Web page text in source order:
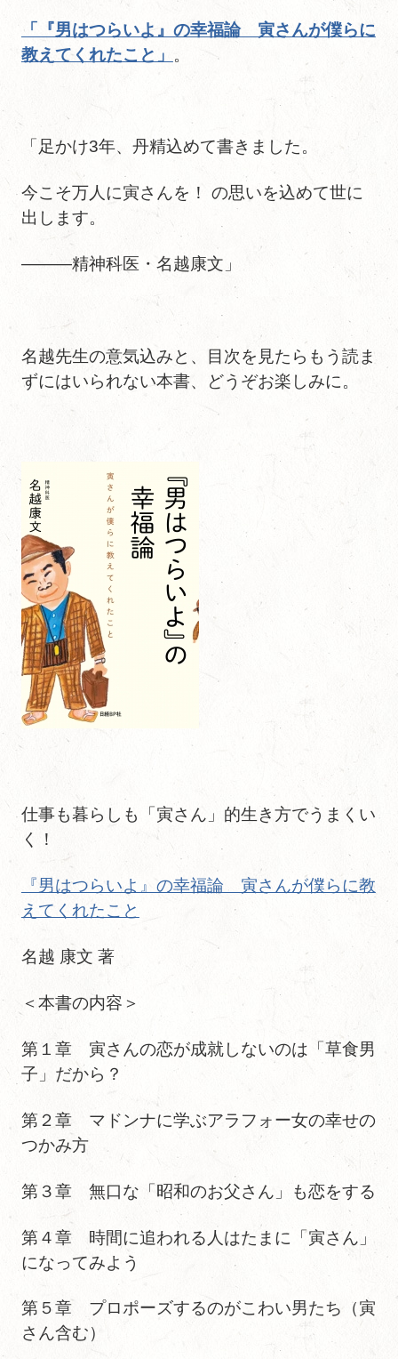
「『男はつらいよ』の幸福論 寅さんが僕らに
教えてくれたこと」 。
「足かけ3年、丹精込めて書きました。
今こそ万人に寅さんを！ の思いを込めて世に
出します。
―――精神科医・名越康文」
名越先生の意気込みと、目次を見たらもう読ま
ずにはいられない本書、どうぞお楽しみに。
仕事も暮らしも「寅さん」的生き方でうまくい
く！
『男はつらいよ』の幸福論 寅さんが僕らに教
えてくれたこと
名越 康文 著
＜本書の内容＞
第１章 寅さんの恋が成就しないのは「草食男
子」だから？
第２章 マドンナに学ぶアラフォー女の幸せの
つかみ方
第３章 無口な「昭和のお父さん」も恋をする
第４章 時間に追われる人はたまに「寅さん」
になってみよう
第５章 プロポーズするのがこわい男たち（寅
さん含む）